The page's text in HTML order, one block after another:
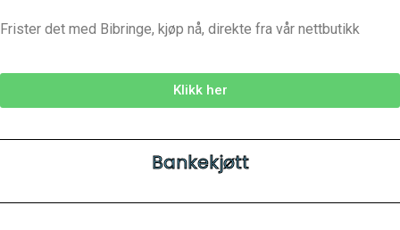
Frister det med Bibringe, kjøp nå, direkte fra vår nettbutikk
Klikk her
Bankekjøtt